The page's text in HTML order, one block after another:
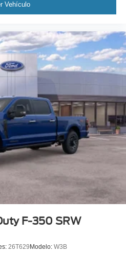
Vehículo
F-350 SRW
26T629Modelo: W3B